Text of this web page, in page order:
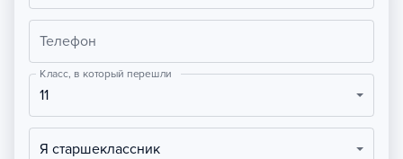
Телефон
Класс, в который перешли
11
Я старшеклассник